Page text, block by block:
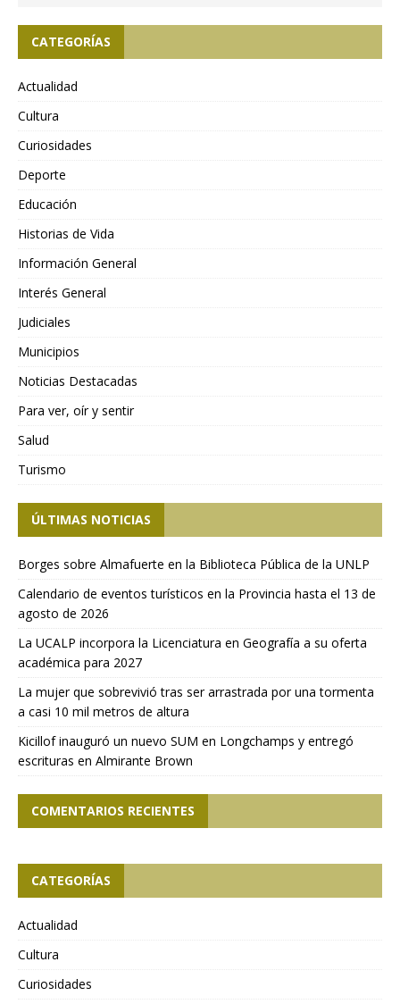
CATEGORÍAS
Actualidad
Cultura
Curiosidades
Deporte
Educación
Historias de Vida
Información General
Interés General
Judiciales
Municipios
Noticias Destacadas
Para ver, oír y sentir
Salud
Turismo
ÚLTIMAS NOTICIAS
Borges sobre Almafuerte en la Biblioteca Pública de la UNLP
Calendario de eventos turísticos en la Provincia hasta el 13 de
agosto de 2026
La UCALP incorpora la Licenciatura en Geografía a su oferta
académica para 2027
La mujer que sobrevivió tras ser arrastrada por una tormenta
a casi 10 mil metros de altura
Kicillof inauguró un nuevo SUM en Longchamps y entregó
escrituras en Almirante Brown
COMENTARIOS RECIENTES
CATEGORÍAS
Actualidad
Cultura
Curiosidades